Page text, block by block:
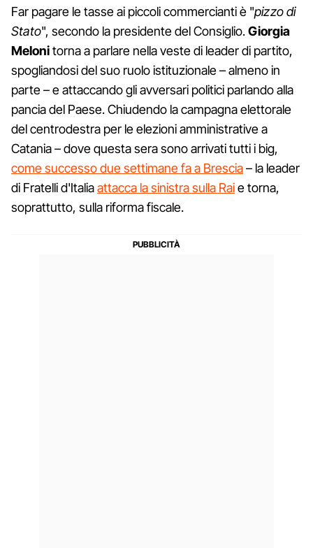
Far pagare le tasse ai piccoli commercianti è "pizzo di
Stato", secondo la presidente del Consiglio.Giorgia
Melonitorna a parlare nella veste di leader di partito,
spogliandosi del suo ruolo istituzionale – almeno in
parte – e attaccando gli avversari politici parlando alla
pancia del Paese. Chiudendo la campagna elettorale
del centrodestra per le elezioni amministrative a
Catania – dove questa sera sono arrivati tutti i big,
come successo due settimane fa a Brescia– la leader
di Fratelli d'Italiaattacca la sinistra sulla Raie torna,
soprattutto, sulla riforma fiscale.